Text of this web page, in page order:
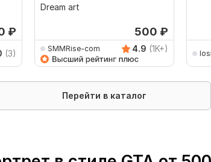
₽
(3)
Dream art
500 ₽
SMMRise-com 4.9 (1K+)
Перейти в каталог